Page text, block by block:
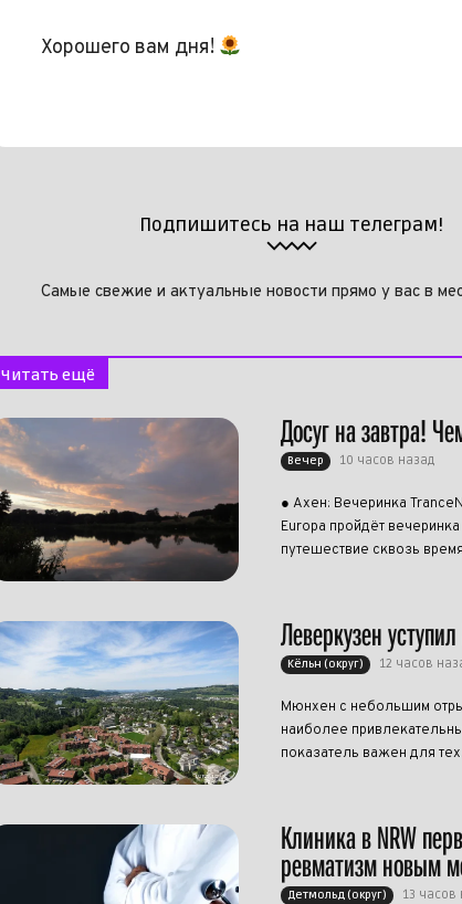
Хорошего вам дня!
Подпишитесь на наш телеграм!
Самые свежие и актуальные новости прямо у вас в
Читать ещё
Досуг на завтра!
Вечер 10 часов назад
● Ахен: Вечеринка
Europa пройдёт
путешествие сквозь
Леверкузен
Кёльн (округ) 12 часов
Мюнхен с небольшим
наиболее
показатель важен для
Клиника в NRW
ревматизм новым
Детмольд (округ) 13 часов